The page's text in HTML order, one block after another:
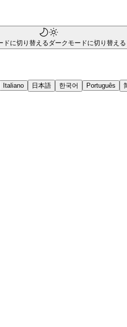
ドに切り替えるダークモードに切り替える
Italiano 日本語 한국어 Português